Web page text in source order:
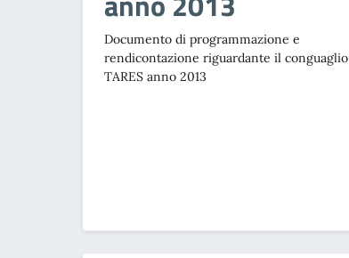
Documento di programmazione e
rendicontazione riguardante il conguaglio
TARES anno 2013